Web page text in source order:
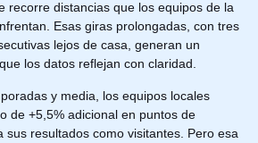
recorre distancias que los equipos de la
Esas giras prolongadas, con tres
lejos de casa, generan un
los datos reflejan con claridad.
y media, los equipos locales
de +5,5% adicional en puntos de
sus resultados como visitantes. Pero esa